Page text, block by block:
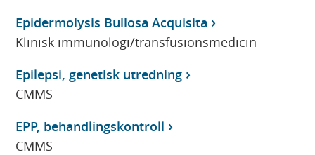
Epidermolysis Bullosa Acquisita
Klinisk immunologi/transfusionsmedicin
Epilepsi, genetisk utredning
CMMS
EPP, behandlingskontroll
CMMS